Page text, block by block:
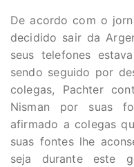
De acordo com o
decidido sair da
seus telefones
sendo seguido por
colegas, Pachter
Nisman por suas
afirmado a colegas
suas fontes lhe
seja durante este